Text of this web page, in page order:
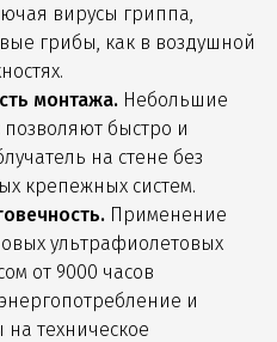
вирусы гриппа,
грибы, как в воздушной
монтажа. Небольшие
быстро и
на стене без
крепежных систем.
Применение
ультрафиолетовых
от 9000 часов
и
техническое